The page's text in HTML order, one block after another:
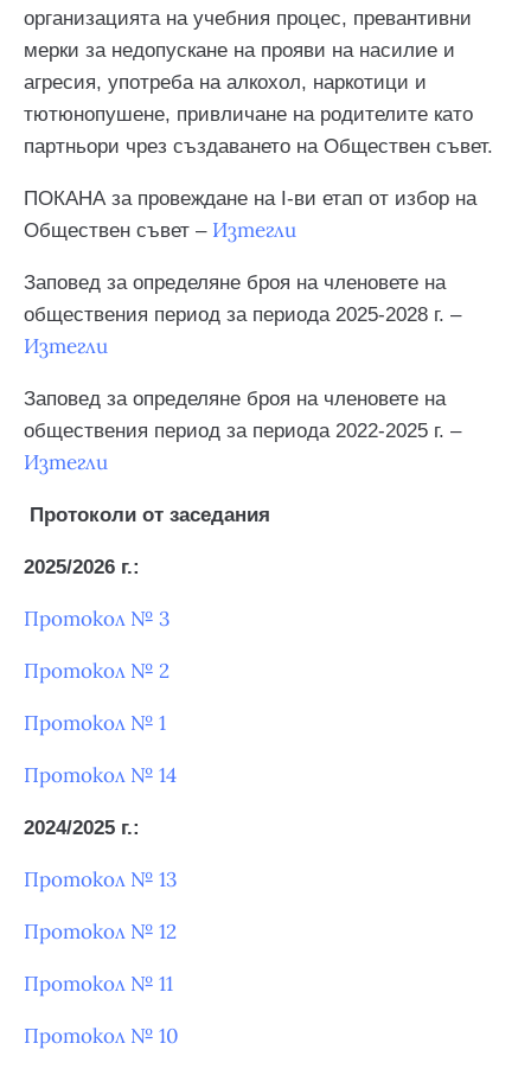
организацията на учебния процес, превантивни
мерки за недопускане на прояви на насилие и
агресия, употреба на алкохол, наркотици и
тютюнопушене, привличане на родителите като
партньори чрез създаването на Обществен съвет.
ПОКАНА за провеждане на І-ви етап от избор на
Обществен съвет – Изтегли
Заповед за определяне броя на членовете на
обществения период за периода 2025-2028 г. –
Изтегли
Заповед за определяне броя на членовете на
обществения период за периода 2022-2025 г. –
Изтегли
Протоколи от заседания
2025/2026 г.:
Протокол № 3
Протокол № 2
Протокол № 1
Протокол № 14
2024/2025 г.:
Протокол № 13
Протокол № 12
Протокол № 11
Протокол № 10